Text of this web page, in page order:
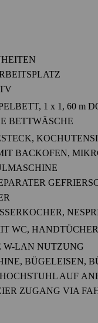
1 x 1, 60 m
BETTWÄSCHE
BACKOFEN,
WC,
W-LAN NUTZUNG
BÜGELEISEN,
AUF
ZUGANG VIA